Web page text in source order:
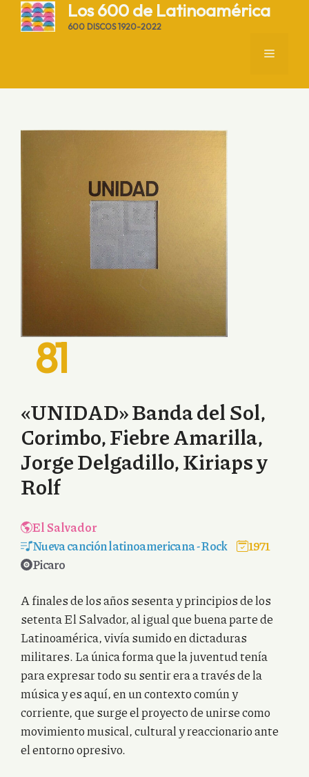
Saltar
Los 600 de Latinoamérica
600 DISCOS 1920-2022
MENÚ
81
«UNIDAD» Banda del Sol,
Corimbo, Fiebre Amarilla,
Jorge Delgadillo, Kiriaps y
Rolf
El Salvador
Nueva canción latinoamericana-Rock
1971
Picaro
A finales de los años sesenta y principios de los
setenta El Salvador, al igual que buena parte de
Latinoamérica, vivía sumido en dictaduras
militares. La única forma que la juventud tenía
para expresar todo su sentir era a través de la
música y es aquí, en un contexto común y
corriente, que surge el proyecto de unirse como
movimiento musical, cultural y reaccionario ante
el entorno opresivo.